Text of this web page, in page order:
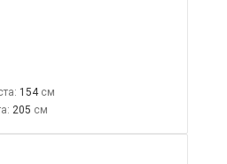
154
205